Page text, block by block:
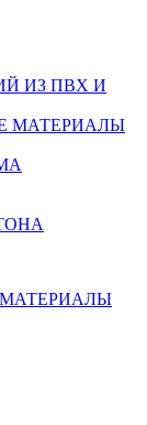
ИЗ ПВХ И
МАТЕРИАЛЫ